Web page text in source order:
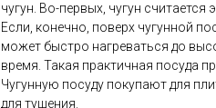
чугун. Во-первых, чугун
Если, конечно, поверх чугунной
может быстро нагреваться до
время. Такая практичная посуда
Чугунную посуду покупают для
для тушения.